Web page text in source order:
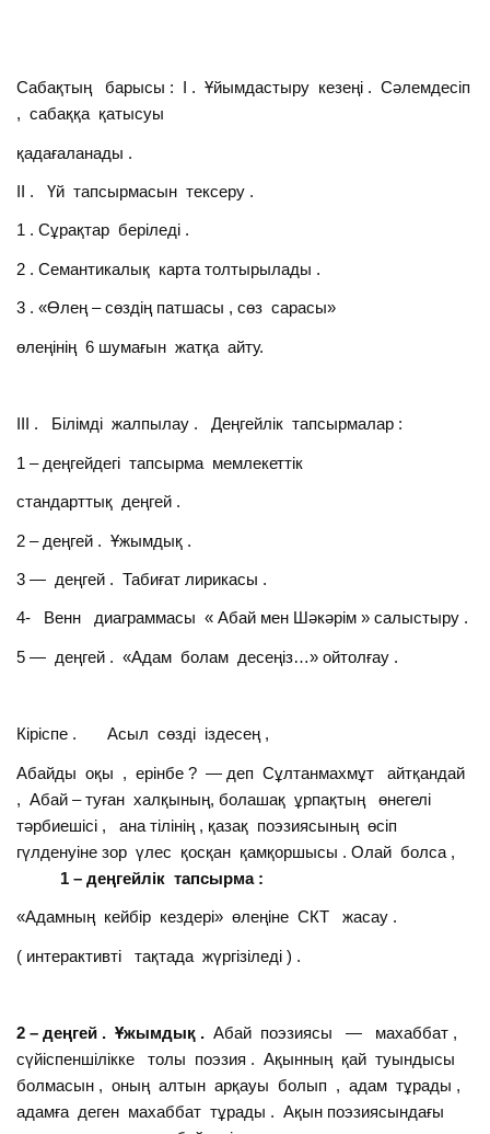
Сабақтың барысы : І . Ұйымдастыру кезеңі . Сәлемдесіп
, сабаққа қатысуы
қадағаланады .
ІІ . Үй тапсырмасын тексеру .
1 . Сұрақтар беріледі .
2 . Семантикалық карта толтырылады .
3 . «Өлең – сөздің патшасы , сөз сарасы»
өлеңінің 6 шумағын жатқа айту.
ІІІ . Білімді жалпылау . Деңгейлік тапсырмалар :
1 – деңгейдегі тапсырма мемлекеттік
стандарттық деңгей .
2 – деңгей . Ұжымдық .
3 — деңгей . Табиғат лирикасы .
4- Венн диаграммасы « Абай мен Шәкәрім » салыстыру .
5 — деңгей . «Адам болам десеңіз…» ойтолғау .
Кіріспе . Асыл сөзді іздесең ,
Абайды оқы , ерінбе ? — деп Сұлтанмахмұт айтқандай
, Абай – туған халқының, болашақ ұрпақтың өнегелі
тәрбиешісі , ана тілінің , қазақ поэзиясының өсіп
гүлденуіне зор үлес қосқан қамқоршысы . Олай болса ,
1 – деңгейлік тапсырма :
«Адамның кейбір кездері» өлеңіне СКТ жасау .
( интерактивті тақтада жүргізіледі ) .
2 – деңгей . Ұжымдық . Абай поэзиясы — махаббат ,
сүйіспеншілікке толы поэзия . Ақынның қай туындысы
болмасын , оның алтын арқауы болып , адам тұрады ,
адамға деген махаббат тұрады . Ақын поэзиясындағы